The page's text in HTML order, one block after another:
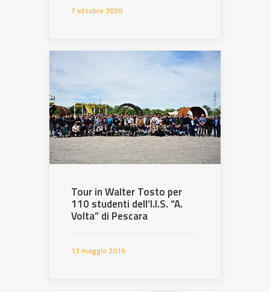
7 ottobre 2020
Tour in Walter Tosto per
110 studenti dell’I.I.S. “A.
Volta” di Pescara
13 maggio 2019